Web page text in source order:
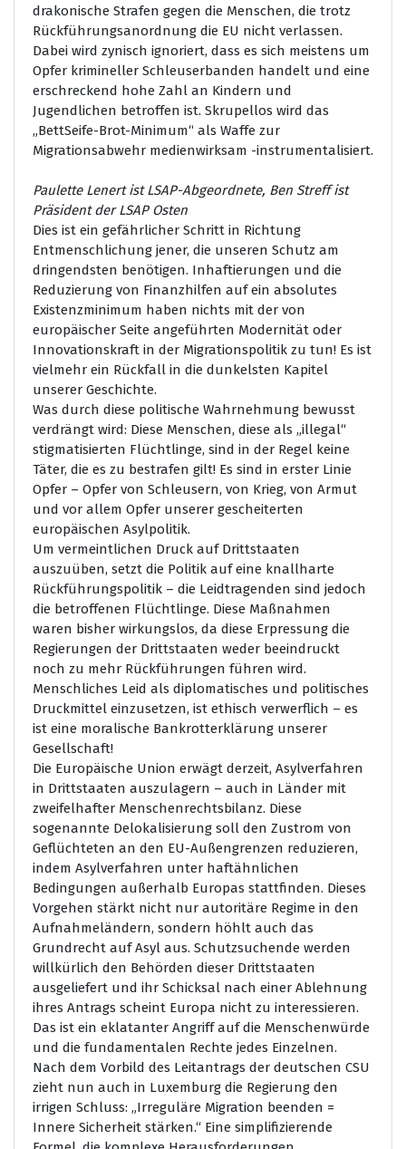
drakonische Strafen gegen die Menschen, die trotz
Rückführungsanordnung die EU nicht verlassen.
Dabei wird zynisch ignoriert, dass es sich meistens um
Opfer krimineller Schleuserbanden handelt und eine
erschreckend hohe Zahl an Kindern und
Jugendlichen betroffen ist. Skrupellos wird das
„BettSeife-Brot-Minimum“ als Waffe zur
Migrationsabwehr medienwirksam -instrumentalisiert.
Paulette Lenert ist LSAP-Abgeordnete, Ben Streff ist
Präsident der LSAP Osten
Dies ist ein gefährlicher Schritt in Richtung
Entmenschlichung jener, die unseren Schutz am
dringendsten benötigen. Inhaftierungen und die
Reduzierung von Finanzhilfen auf ein absolutes
Existenzminimum haben nichts mit der von
europäischer Seite angeführten Modernität oder
Innovationskraft in der Migrationspolitik zu tun! Es ist
vielmehr ein Rückfall in die dunkelsten Kapitel
unserer Geschichte.
Was durch diese politische Wahrnehmung bewusst
verdrängt wird: Diese Menschen, diese als „illegal“
stigmatisierten Flüchtlinge, sind in der Regel keine
Täter, die es zu bestrafen gilt! Es sind in erster Linie
Opfer – Opfer von Schleusern, von Krieg, von Armut
und vor allem Opfer unserer gescheiterten
europäischen Asylpolitik.
Um vermeintlichen Druck auf Drittstaaten
auszuüben, setzt die Politik auf eine knallharte
Rückführungspolitik – die Leidtragenden sind jedoch
die betroffenen Flüchtlinge. Diese Maßnahmen
waren bisher wirkungslos, da diese Erpressung die
Regierungen der Drittstaaten weder beeindruckt
noch zu mehr Rückführungen führen wird.
Menschliches Leid als diplomatisches und politisches
Druckmittel einzusetzen, ist ethisch verwerflich – es
ist eine moralische Bankrotterklärung unserer
Gesellschaft!
Die Europäische Union erwägt derzeit, Asylverfahren
in Drittstaaten auszulagern – auch in Länder mit
zweifelhafter Menschenrechtsbilanz. Diese
sogenannte Delokalisierung soll den Zustrom von
Geflüchteten an den EU-Außengrenzen reduzieren,
indem Asylverfahren unter haftähnlichen
Bedingungen außerhalb Europas stattfinden. Dieses
Vorgehen stärkt nicht nur autoritäre Regime in den
Aufnahmeländern, sondern höhlt auch das
Grundrecht auf Asyl aus. Schutzsuchende werden
willkürlich den Behörden dieser Drittstaaten
ausgeliefert und ihr Schicksal nach einer Ablehnung
ihres Antrags scheint Europa nicht zu interessieren.
Das ist ein eklatanter Angriff auf die Menschenwürde
und die fundamentalen Rechte jedes Einzelnen.
Nach dem Vorbild des Leitantrags der deutschen CSU
zieht nun auch in Luxemburg die Regierung den
irrigen Schluss: „Irreguläre Migration beenden =
Innere Sicherheit stärken.“ Eine simplifizierende